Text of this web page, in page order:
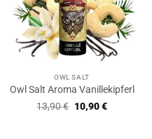
OWL SALT
Owl Salt Aroma Vanillekipferl
13,90€ Ursprünglicher
Preis
10,90€Aktueller